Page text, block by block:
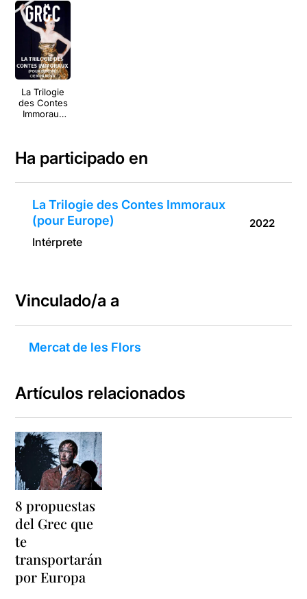
La Trilogie
des Contes
Immoraux
Ha participado en
La Trilogie des Contes Immoraux
(pour Europe)
Intérprete
2022
Vinculado/a a
Mercat de les Flors
Artículos relacionados
8 propuestas
del Grec que
te
transportarán
por Europa